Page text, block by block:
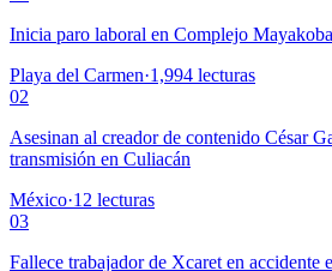
Inicia paro laboral en Complejo
Playa del Carmen·1,994 lecturas
02
Asesinan al creador de contenido César
transmisión en Culiacán
México·12 lecturas
03
Fallece trabajador de Xcaret en accidente